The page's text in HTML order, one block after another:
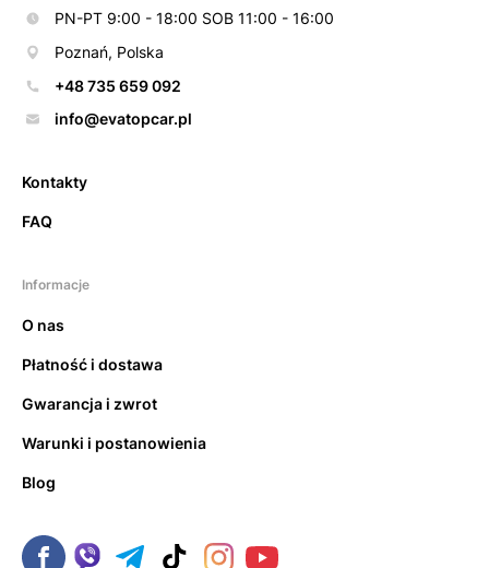
PN-PT 9:00 - 18:00 SOB 11:00 - 16:00
Poznań, Polska
+48 735 659 092
info@evatopcar.pl
Kontakty
FAQ
Informacje
O nas
Płatność i dostawa
Gwarancja i zwrot
Warunki i postanowienia
Blog